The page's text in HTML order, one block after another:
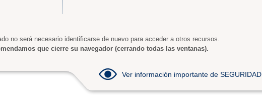
no será necesario identificarse de nuevo para acceder a otros recursos.
que cierre su navegador (cerrando todas las ventanas).
Ver información importante de SEGURIDAD